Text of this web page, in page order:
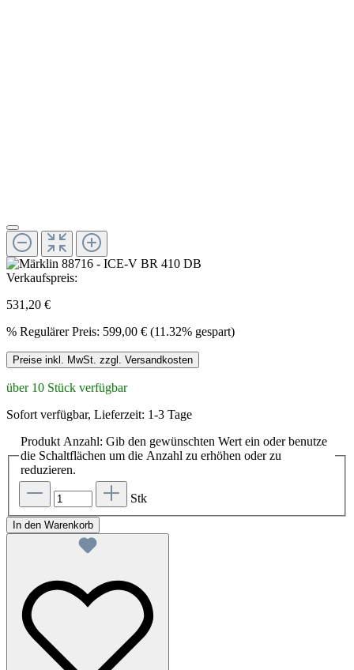
Verkaufspreis:
531,20 €
% Regulärer Preis: 599,00 € (11.32% gespart)
Preise inkl. MwSt. zzgl. Versandkosten
über 10 Stück verfügbar
Sofort verfügbar, Lieferzeit: 1-3 Tage
Produkt Anzahl: Gib den gewünschten Wert ein oder benutze
die Schaltflächen um die Anzahl zu erhöhen oder zu
reduzieren.
Stk
In den Warenkorb